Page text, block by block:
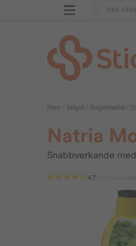
Hem / Snigel / Snigelmedel /
Natria
Snabbverkande
4.7